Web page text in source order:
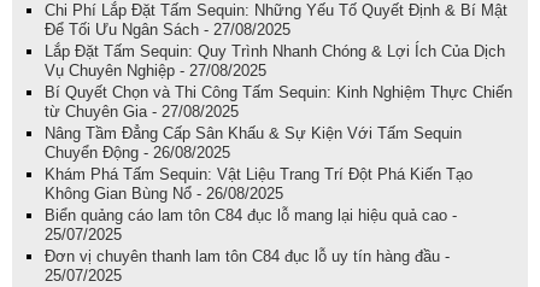
Chi Phí Lắp Đặt Tấm Sequin: Những Yếu Tố Quyết Định & Bí Mật
Để Tối Ưu Ngân Sách - 27/08/2025
Lắp Đặt Tấm Sequin: Quy Trình Nhanh Chóng & Lợi Ích Của Dịch
Vụ Chuyên Nghiệp - 27/08/2025
Bí Quyết Chọn và Thi Công Tấm Sequin: Kinh Nghiệm Thực Chiến
từ Chuyên Gia - 27/08/2025
Nâng Tầm Đẳng Cấp Sân Khấu & Sự Kiện Với Tấm Sequin
Chuyển Động - 26/08/2025
Khám Phá Tấm Sequin: Vật Liệu Trang Trí Đột Phá Kiến Tạo
Không Gian Bùng Nổ - 26/08/2025
Biển quảng cáo lam tôn C84 đục lỗ mang lại hiệu quả cao -
25/07/2025
Đơn vị chuyên thanh lam tôn C84 đục lỗ uy tín hàng đầu -
25/07/2025